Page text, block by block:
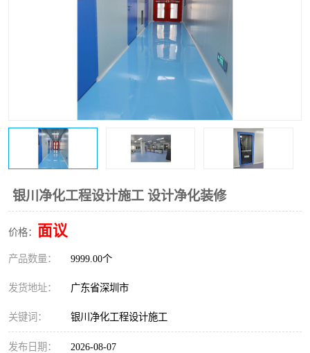
银川净化工程设计施工 设计净化装修
价格： 面议
产品数量： 9999.00个
发货地址： 广东省深圳市
关键词： 银川净化工程设计施工
发布日期： 2026-08-07
食品饮料
光电车间
恒温恒湿净化空调
百级